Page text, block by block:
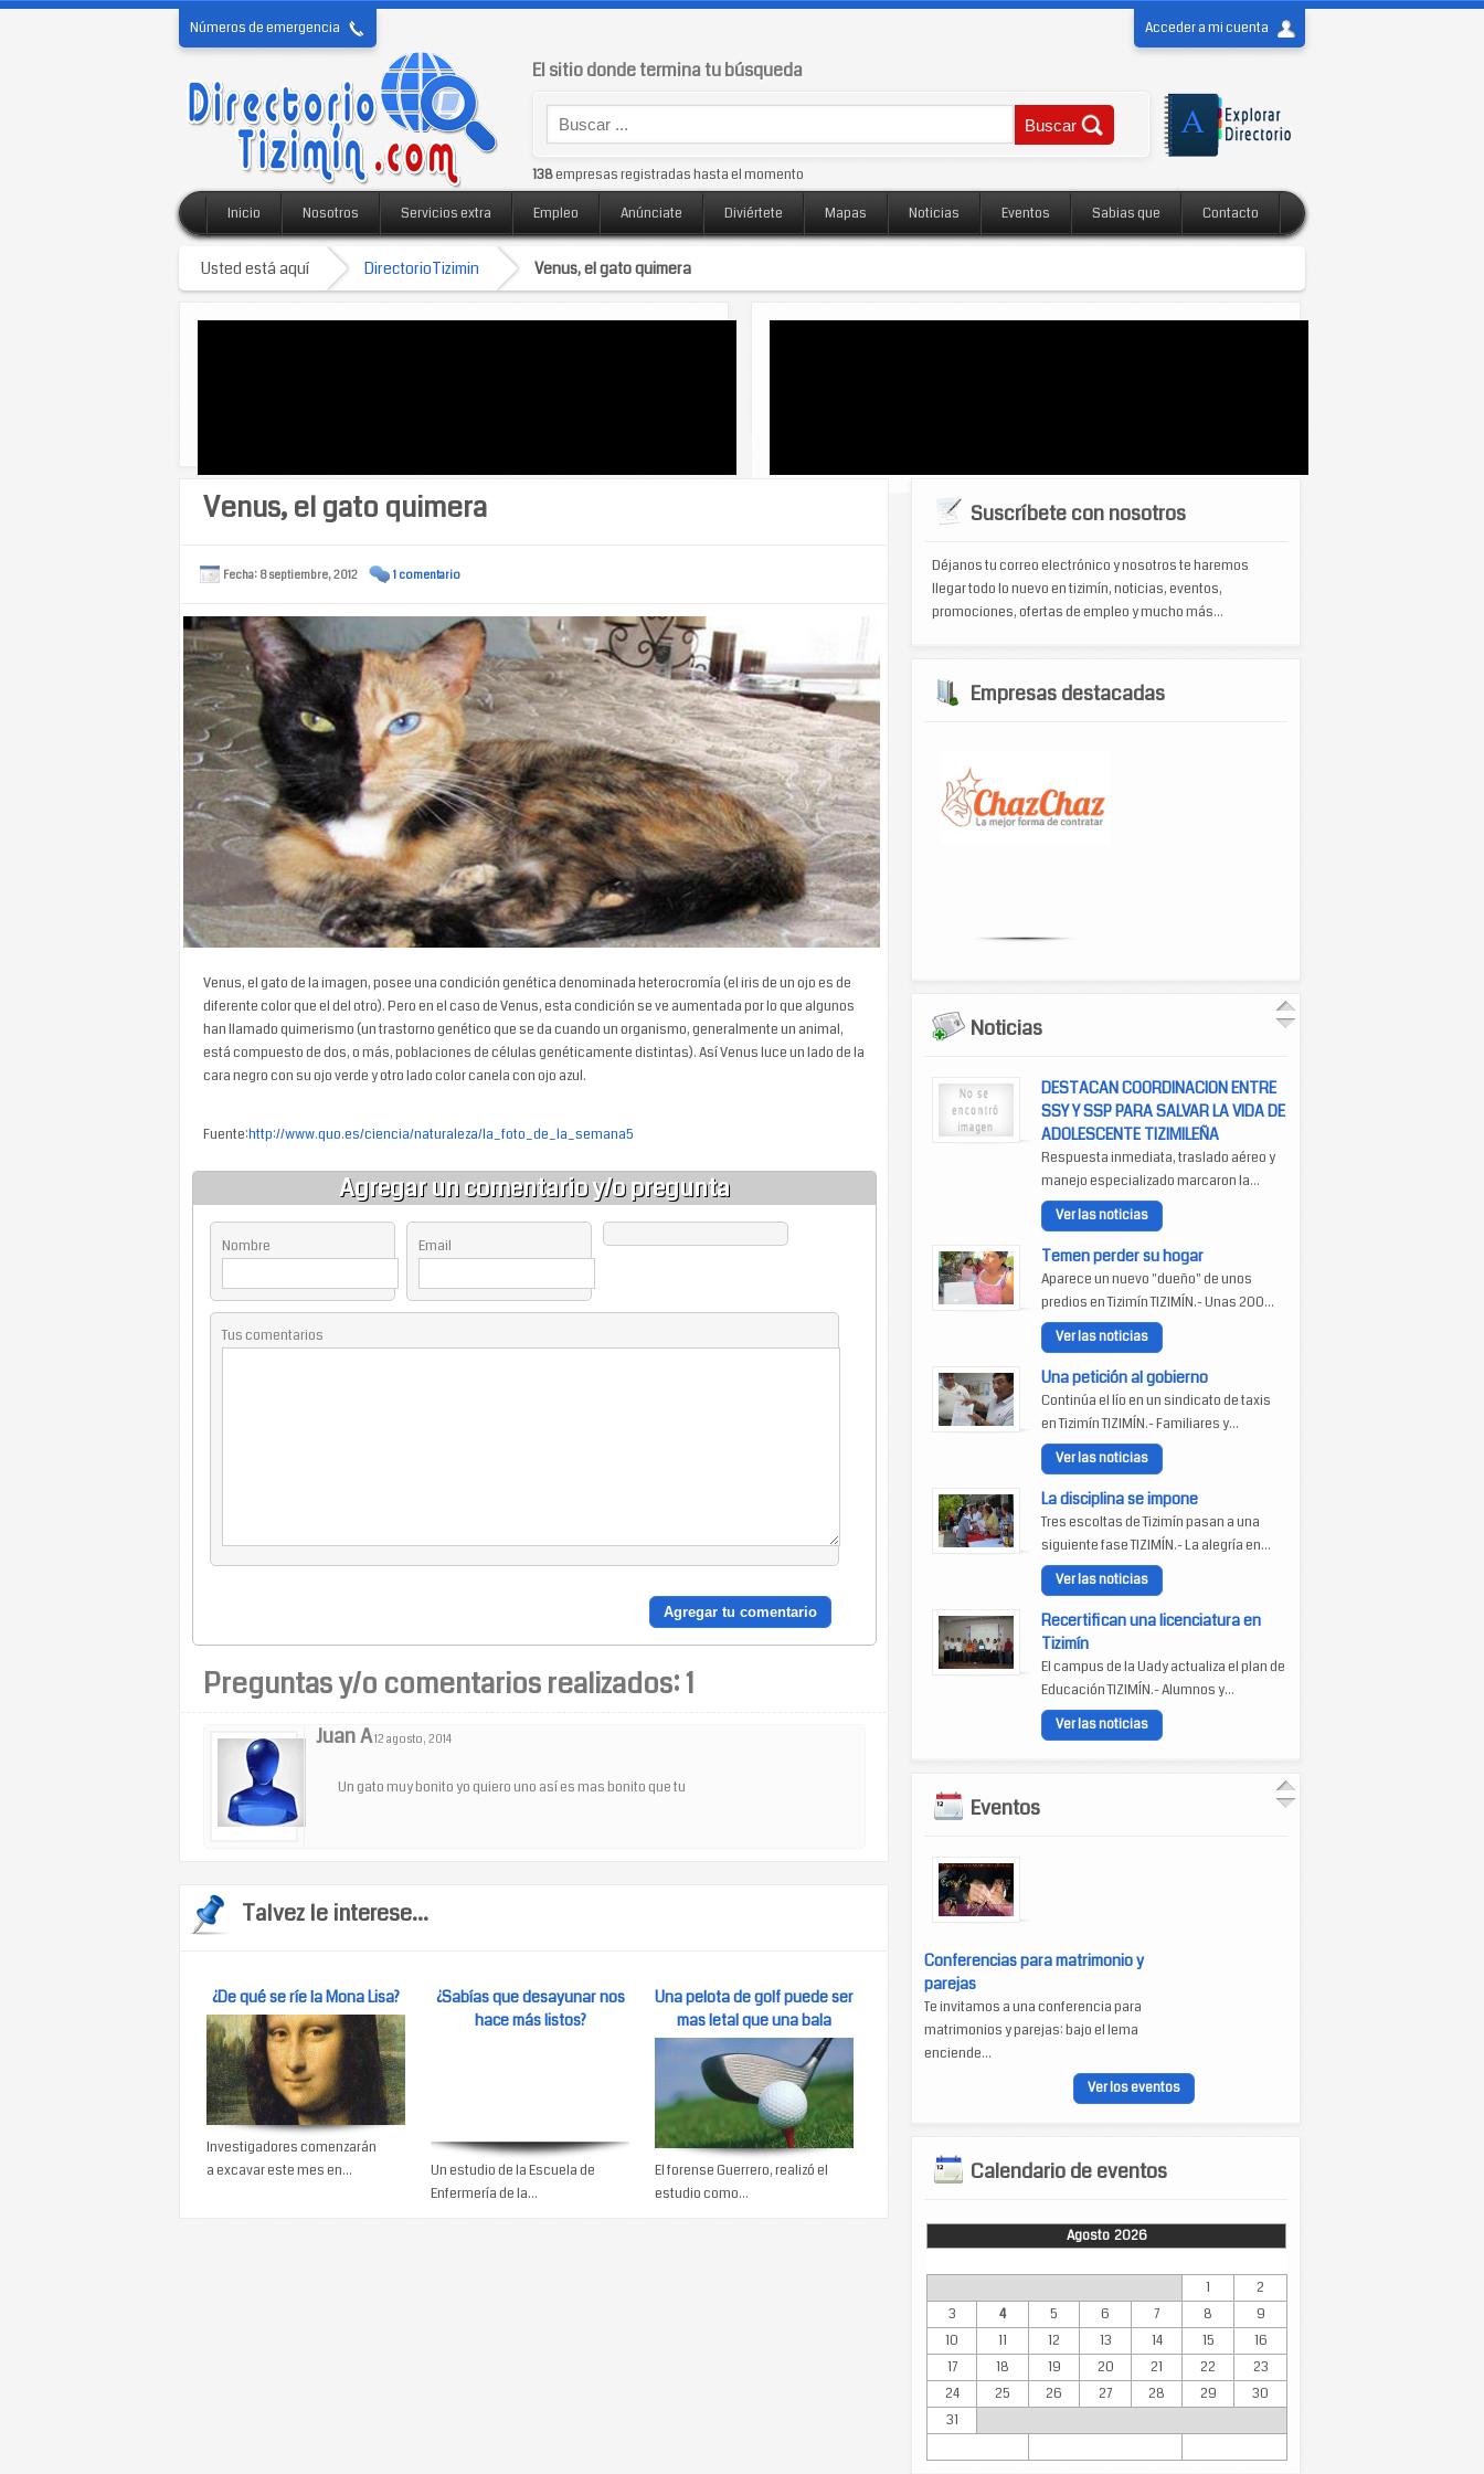
Números de emergencia Acceder a mi cuenta
El sitio donde termina tu búsqueda
138empresas registradas hasta el momento
Inicio Nosotros Servicios extra Empleo Anúnciate Diviértete Mapas Noticias Eventos Sabias que Contacto
Usted está aquí DirectorioTizimin Venus, el gato quimera
Venus, el gato quimera
Fecha: 8 septiembre, 2012 1 comentario
Venus, el gato de la imagen, posee una condición genética denominada heterocromía (el iris de un ojo es de
diferente color que el del otro). Pero en el caso de Venus, esta condición se ve aumentada por lo que algunos
han llamado quimerismo (un trastorno genético que se da cuando un organismo, generalmente un animal,
está compuesto de dos, o más, poblaciones de células genéticamente distintas). Así Venus luce un lado de la
cara negro con su ojo verde y otro lado color canela con ojo azul.
Fuente:http://www.quo.es/ciencia/naturaleza/la_foto_de_la_semana5
Agregar un comentario y/o pregunta
Nombre Email
Tus comentarios
Preguntas y/o comentarios realizados:1
Juan A12 agosto, 2014
Un gato muy bonito yo quiero uno así es mas bonito que tu
Talvez le interese...
¿De qué se ríe la Mona Lisa?
Investigadores comenzarán
a excavar este mes en...
¿Sabías que desayunar nos
hace más listos?
Un estudio de la Escuela de
Enfermería de la...
Una pelota de golf puede ser
mas letal que una bala
El forense Guerrero, realizó el
estudio como...
Suscríbete con nosotros
Déjanos tu correo electrónico y nosotros te haremos
llegar todo lo nuevo en tizimín, noticias, eventos,
promociones, ofertas de empleo y mucho más...
Empresas destacadas
Noticias
DESTACAN COORDINACION ENTRE
SSY Y SSP PARA SALVAR LA VIDA DE
ADOLESCENTE TIZIMILEÑA
Respuesta inmediata, traslado aéreo y
manejo especializado marcaron la...
Ver las noticias
Temen perder su hogar
Aparece un nuevo "dueño" de unos
predios en Tizimín TIZIMÍN.- Unas 200...
Ver las noticias
Una petición al gobierno
Continúa el lío en un sindicato de taxis
en Tizimín TIZIMÍN.- Familiares y...
Ver las noticias
La disciplina se impone
Tres escoltas de Tizimín pasan a una
siguiente fase TIZIMÍN.- La alegría en...
Ver las noticias
Recertifican una licenciatura en
Tizimín
El campus de la Uady actualiza el plan de
Educación TIZIMÍN.- Alumnos y...
Ver las noticias
Eventos
Conferencias para matrimonio y
parejas
Te invitamos a una conferencia para
matrimonios y parejas: bajo el lema
enciende...
Ver los eventos
Calendario de eventos
Agosto 2026
1
2
3
4 5 6 7 8
9
10
11 12 13 14 15
16
17
18 19 20 21 22
23
24
25 26 27 28 29
30
31